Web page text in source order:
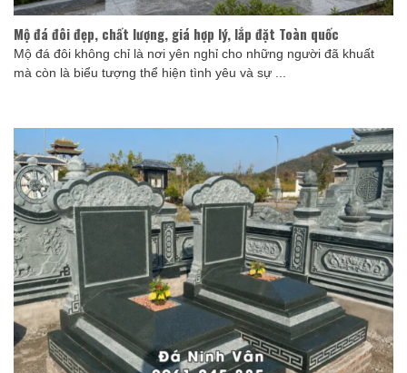
Mộ đá đôi đẹp, chất lượng, giá hợp lý, lắp đặt Toàn quốc
Mộ đá đôi không chỉ là nơi yên nghỉ cho những người đã khuất
mà còn là biểu tượng thể hiện tình yêu và sự ...